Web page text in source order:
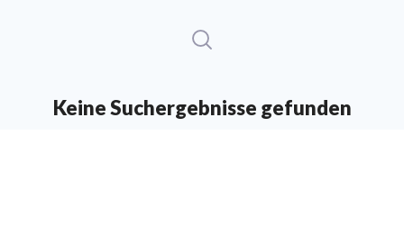
Keine Suchergebnisse gefunden